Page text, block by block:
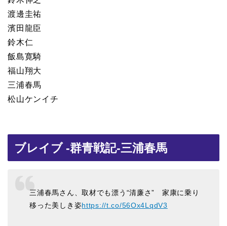
渡邊圭祐
濱田龍臣
鈴木仁
飯島寛騎
福山翔大
三浦春馬
松山ケンイチ
ブレイブ -群青戦記-三浦春馬
三浦春馬さん、取材でも漂う“清廉さ” 家康に乗り
移った美しき姿https://t.co/56Ox4LqdV3